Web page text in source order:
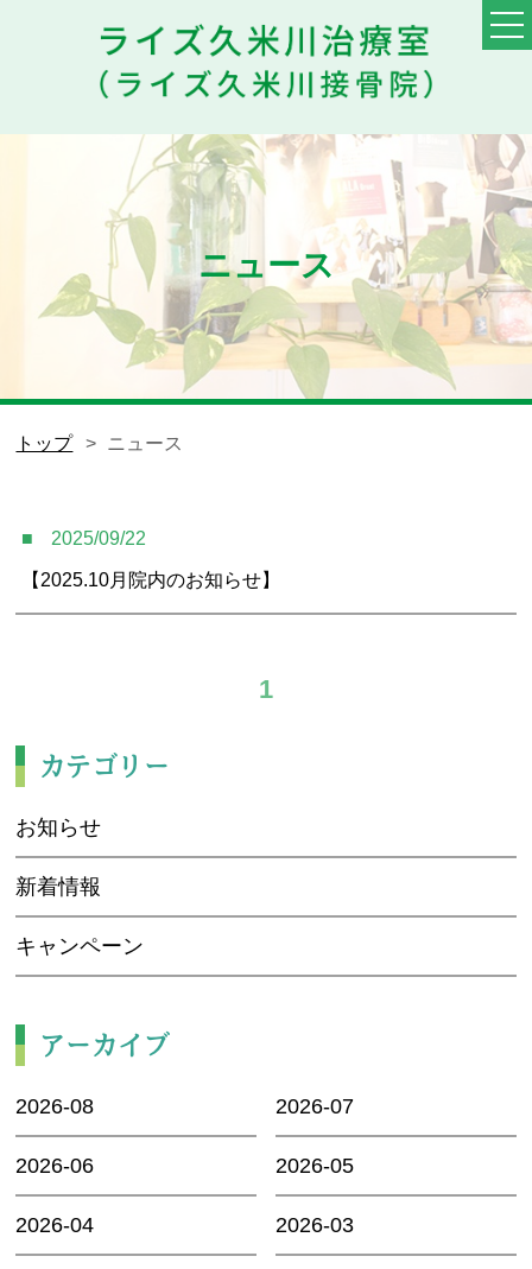
料金・メニュー
初めての方へ
他院との違い
患者様の声
予約・お問合せ
ニュース
トップ ニュース
2025/09/22
【2025.10月院内のお知らせ】
1
カテゴリー
お知らせ
新着情報
キャンペーン
アーカイブ
2026-08 2026-07
2026-06 2026-05
2026-04 2026-03